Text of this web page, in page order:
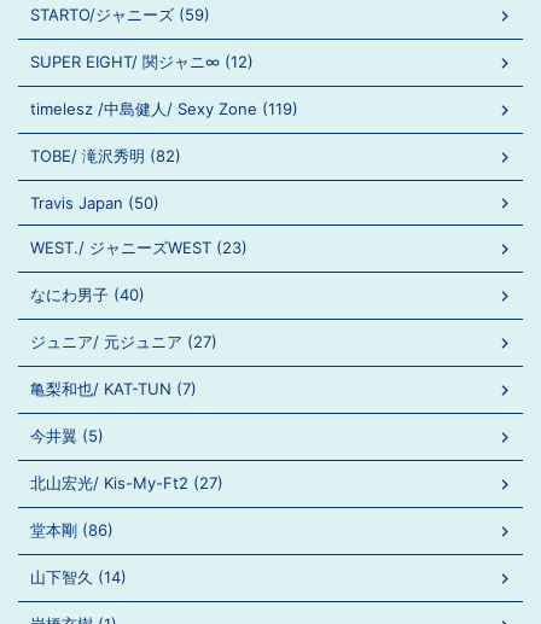
STARTO/ジャニーズ (59)
SUPER EIGHT/ 関ジャニ∞ (12)
timelesz /中島健人/ Sexy Zone (119)
TOBE/ 滝沢秀明 (82)
Travis Japan (50)
WEST./ ジャニーズWEST (23)
なにわ男子 (40)
ジュニア/ 元ジュニア (27)
亀梨和也/ KAT-TUN (7)
今井翼 (5)
北山宏光/ Kis-My-Ft2 (27)
堂本剛 (86)
山下智久 (14)